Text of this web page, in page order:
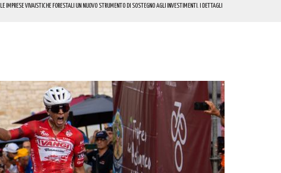
IMPRESE VIVAISTICHE FORESTALI UN NUOVO STRUMENTO DI SOSTEGNO AGLI INVESTIMENTI. I DETTAGLI
ECCO IL RICCO PROGRAMMA DI EVENTI PER GRANDI E PICCINI